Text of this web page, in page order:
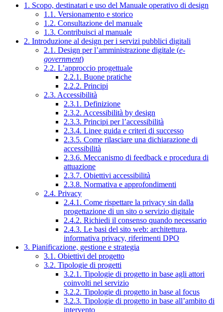
1. Scopo, destinatari e uso del Manuale operativo di design
1.1. Versionamento e storico
1.2. Consultazione del manuale
1.3. Contribuisci al manuale
2. Introduzione al design per i servizi pubblici digitali
2.1. Design per l’amministrazione digitale (e-
government)
2.2. L’approccio progettuale
2.2.1. Buone pratiche
2.2.2. Principi
2.3. Accessibilità
2.3.1. Definizione
2.3.2. Accessibilità by design
2.3.3. Principi per l’accessibilità
2.3.4. Linee guida e criteri di successo
2.3.5. Come rilasciare una dichiarazione di
accessibilità
2.3.6. Meccanismo di feedback e procedura di
attuazione
2.3.7. Obiettivi accessibilità
2.3.8. Normativa e approfondimenti
2.4. Privacy
2.4.1. Come rispettare la privacy sin dalla
progettazione di un sito o servizio digitale
2.4.2. Richiedi il consenso quando necessario
2.4.3. Le basi del sito web: architettura,
informativa privacy, riferimenti DPO
3. Pianificazione, gestione e strategia
3.1. Obiettivi del progetto
3.2. Tipologie di progetti
3.2.1. Tipologie di progetto in base agli attori
coinvolti nel servizio
3.2.2. Tipologie di progetto in base al focus
3.2.3. Tipologie di progetto in base all’ambito di
intervento